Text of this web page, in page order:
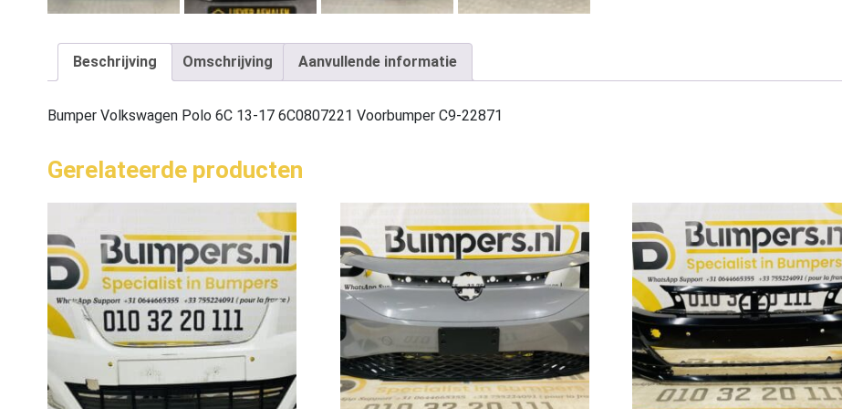
Beschrijving Omschrijving Aanvullende informatie
Bumper Volkswagen Polo 6C 13-17 6C0807221 Voorbumper C9-22871
Gerelateerde producten